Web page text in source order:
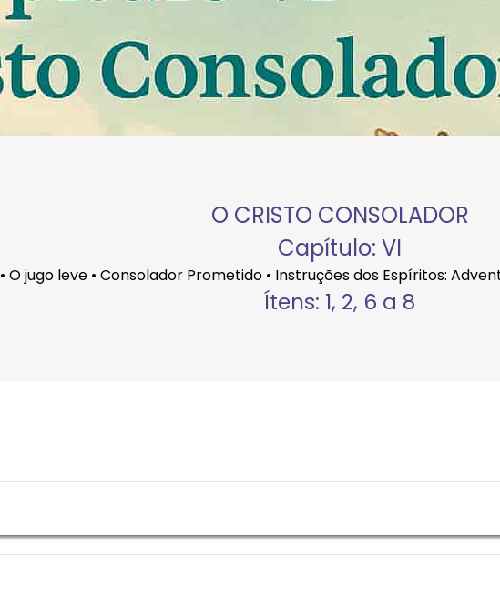
O CRISTO CONSOLADOR
Capítulo: VI
• O jugo leve • Consolador Prometido • Instruções dos Espíritos:
Ítens: 1, 2, 6 a 8